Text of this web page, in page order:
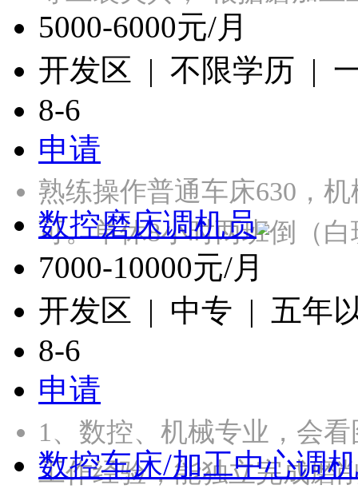
5000-6000元/月
开发区 | 不限学历 |
8-6
申请
熟练操作普通车床630，
可。单休8小时两班倒（
数控磨床调机员
7000-10000元/月
开发区 | 中专 | 五年
8-6
申请
1、数控、机械专业，会
工作经验，能独立完成
数控车床/加工中心调